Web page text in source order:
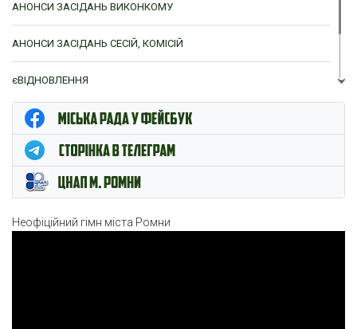
АНОНСИ ЗАСІДАНЬ ВИКОНКОМУ
АНОНСИ ЗАСІДАНЬ СЕСІЙ, КОМІСІЙ
єВІДНОВЛЕННЯ
ЦНАП м. Ромни
Неофіційний гімн міста Ромни